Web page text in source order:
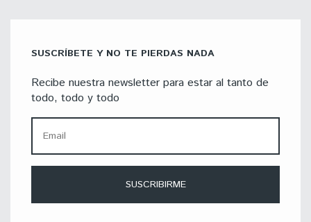
SUSCRÍBETE Y NO TE PIERDAS NADA
Recibe nuestra newsletter para estar al tanto de
todo, todo y todo